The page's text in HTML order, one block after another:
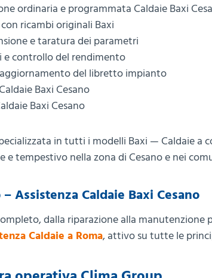
ordinaria e programmata Caldaie Baxi
ricambi originali Baxi
e taratura dei parametri
e controllo del rendimento
del libretto impianto
Baxi Cesano
Baxi Cesano
in tutti i modelli Baxi — Caldaie a
e tempestivo nella zona di Cesano e nei
Assistenza Caldaie Baxi Cesano
dalla riparazione alla
Caldaie a Roma, attivo su tutte le